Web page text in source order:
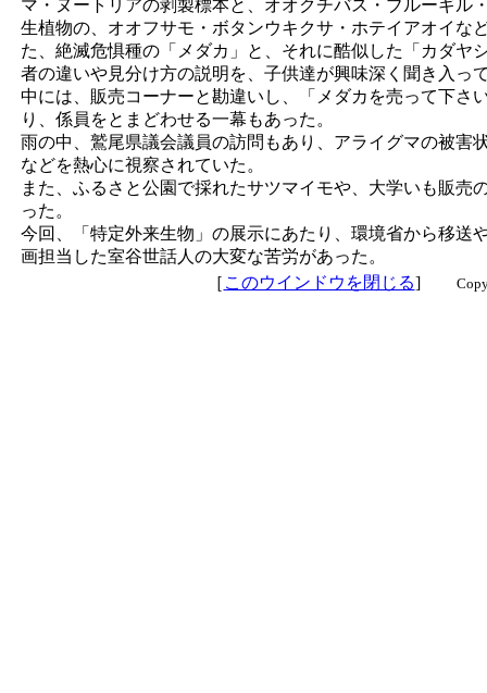
マ・ヌートリアの剥製標本と、オオクチバス・ブルーギル
生植物の、オオフサモ・ボタンウキクサ・ホテイアオイな
た、絶滅危惧種の「メダカ」と、それに酷似した「カダヤ
者の違いや見分け方の説明を、子供達が興味深く聞き入っ
中には、販売コーナーと勘違いし、「メダカを売って下さ
り、係員をとまどわせる一幕もあった。
雨の中、鷲尾県議会議員の訪問もあり、アライグマの被害
などを熱心に視察されていた。
また、ふるさと公園で採れたサツマイモや、大学いも販売
った。
今回、「特定外来生物」の展示にあたり、環境省から移送
画担当した室谷世話人の大変な苦労があった。
［ このウインドウを閉じる]